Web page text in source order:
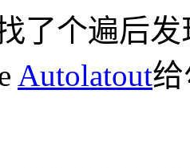
了个遍后
Autolatout